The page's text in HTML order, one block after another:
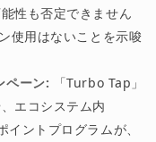
性も否定できません
使用はないことを示唆
ペーン: 「Turbo Tap」
エコシステム内
ントプログラムが、